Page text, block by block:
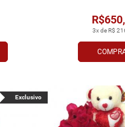
3x de R$
Exclusivo